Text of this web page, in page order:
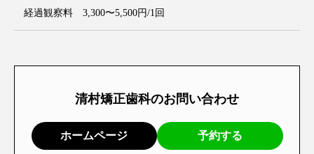
経過観察料 3,300〜5,500円/1回
清村矯正歯科のお問い合わせ
ホームページ 予約する